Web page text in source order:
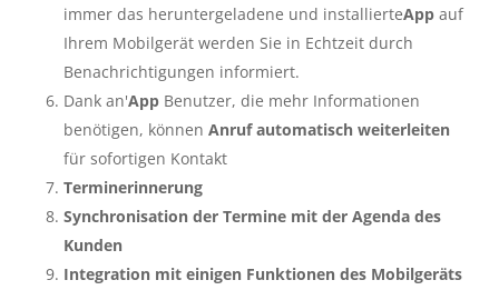
immer das heruntergeladene und installierteAppauf
Ihrem Mobilgerät werden Sie in Echtzeit durch
Benachrichtigungen informiert.
Dank an'AppBenutzer, die mehr Informationen
benötigen, können Anruf automatisch weiterleiten
für sofortigen Kontakt
Terminerinnerung
Synchronisation der Termine mit der Agenda des
Kunden
Integration mit einigen Funktionen des Mobilgeräts